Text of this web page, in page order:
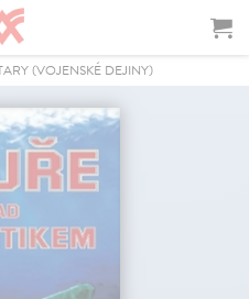
(VOJENSKÉ DEJINY)